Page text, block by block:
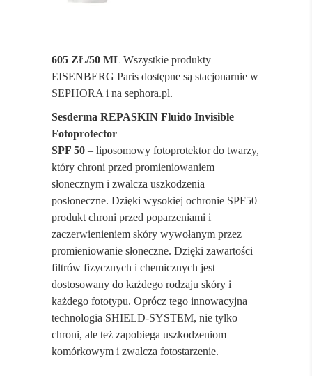
605 ZŁ/50 ML Wszystkie produkty
EISENBERG Paris dostępne są stacjonarnie w
SEPHORA i na sephora.pl.
Sesderma REPASKIN Fluido Invisible
Fotoprotector
SPF 50 – liposomowy fotoprotektor do twarzy,
który chroni przed promieniowaniem
słonecznym i zwalcza uszkodzenia
posłoneczne. Dzięki wysokiej ochronie SPF50
produkt chroni przed poparzeniami i
zaczerwienieniem skóry wywołanym przez
promieniowanie słoneczne. Dzięki zawartości
filtrów fizycznych i chemicznych jest
dostosowany do każdego rodzaju skóry i
każdego fototypu. Oprócz tego innowacyjna
technologia SHIELD-SYSTEM, nie tylko
chroni, ale też zapobiega uszkodzeniom
komórkowym i zwalcza fotostarzenie.